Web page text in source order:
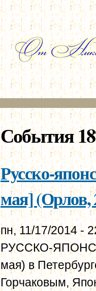
События
Русско-
мая] (Орлов,
пн, 11/17/2014 -
РУССКО-
мая) в
Горчаковым,